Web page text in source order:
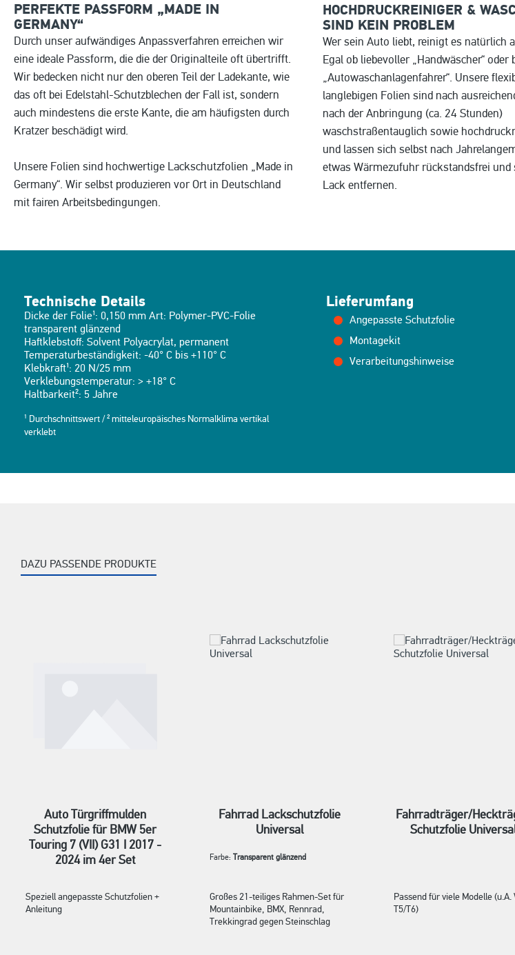
PERFEKTE PASSFORM „MADE IN
GERMANY“
Durch unser aufwändiges Anpassverfahren erreichen wir
eine ideale Passform, die die der Originalteile oft übertrifft.
Wir bedecken nicht nur den oberen Teil der Ladekante, wie
das oft bei Edelstahl-Schutzblechen der Fall ist, sondern
auch mindestens die erste Kante, die am häufigsten durch
Kratzer beschädigt wird.
Unsere Folien sind hochwertige Lackschutzfolien „Made in
Germany“. Wir selbst produzieren vor Ort in Deutschland
mit fairen Arbeitsbedingungen.
HOCHDRUCKREINIGER &
IND KEIN PROBLEM
Wer sein Auto liebt, reinigt es natürlich
Egal ob liebevoller „Handwäscher“ oder
„Autowaschanlagenfahrer“. Unsere
langlebigen Folien sind nach
nach der Anbringung (ca. 24 Stunden)
waschstraßentauglich sowie
und lassen sich selbst nach
etwas Wärmezufuhr rückstandsfrei und
Lack entfernen.
Technische Details
Dicke der Folie¹: 0,150 mm Art: Polymer-PVC-Folie
transparent glänzend
Haftklebstoff: Solvent Polyacrylat, permanent
Temperaturbeständigkeit: -40° C bis +110° C
Klebkraft¹: 20 N/25 mm
Verklebungstemperatur: > +18° C
Haltbarkeit²: 5 Jahre
¹ Durchschnittswert / ² mitteleuropäisches Normalklima vertikal
verklebt
Lieferumfang
Angepasste Schutzfolie
Montagekit
Verarbeitungshinweise
DAZU PASSENDE PRODUKTE
Auto Türgriffmulden
Schutzfolie für BMW 5er
Touring 7 (VII) G31 I 2017 -
2024 im 4er Set
Speziell angepasste Schutzfolien +
Anleitung
Fahrrad Lackschutzfolie
Universal
Farbe: Transparent glänzend
Großes 21-teiliges Rahmen-Set für
Mountainbike, BMX, Rennrad,
Trekkingrad gegen Steinschlag
Fahrradträger/
Schutzfolie
Passend für viele Modelle (u.A.
T5/T6)